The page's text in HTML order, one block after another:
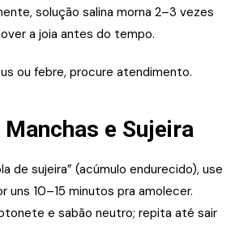
solução salina morna 2–3 vezes
a joia antes do tempo.
ou febre, procure atendimento.
e Sujeira
de sujeira” (acúmulo endurecido), use
uns 10–15 minutos pra amolecer.
e sabão neutro; repita até sair